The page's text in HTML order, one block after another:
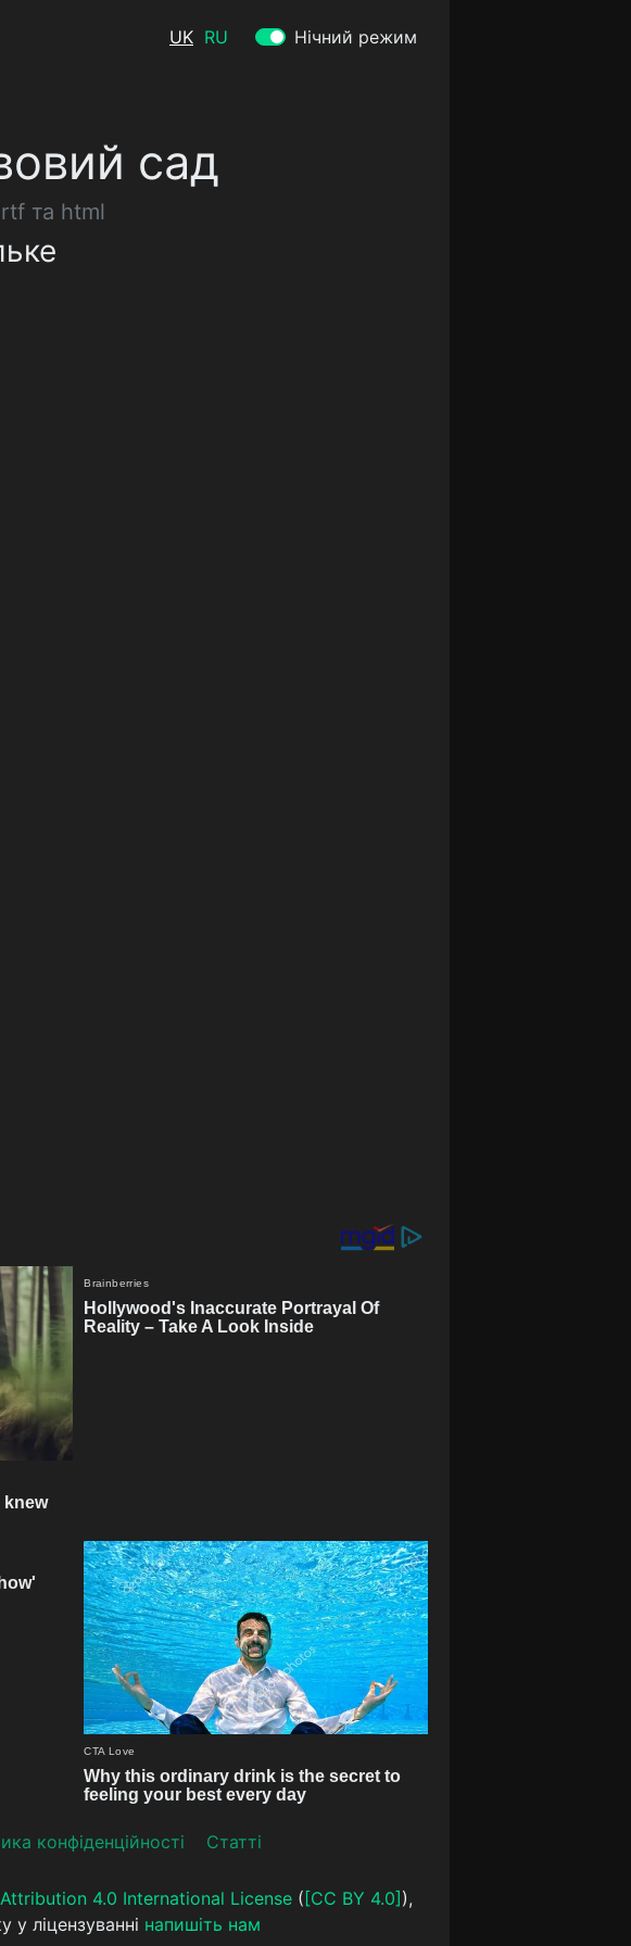
UK RU Нічний режим
сад
та html
конфіденційності Статті
4.0 International License( [CC BY 4.0] ),
ліцензуванні напишіть нам